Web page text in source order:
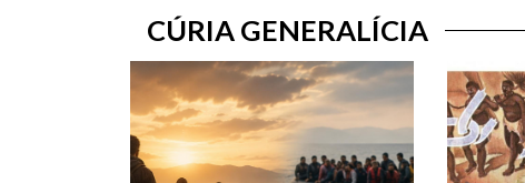
CÚRIA GENERALÍCIA